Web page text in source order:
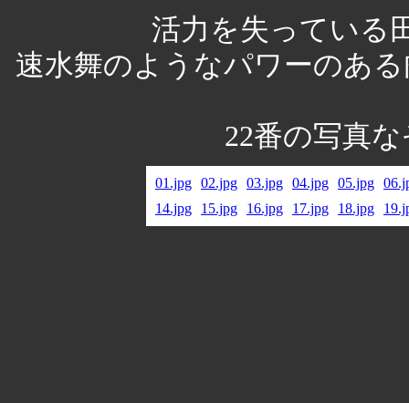
活力を失っている
速水舞のようなパワーのあ
22番の写真
01.jpg 02.jpg 03.jpg 04.jpg 05.jpg
14.jpg
15.jpg 16.jpg 17.jpg 18.jpg